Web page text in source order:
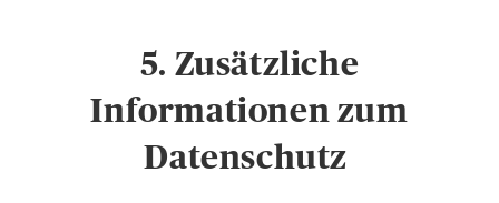
5. Zusätzliche
Informationen zum
Datenschutz ​